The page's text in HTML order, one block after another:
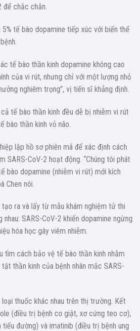
để chắc chắn.
5% tế bào dopamine tiếp xúc với biến thể
tế bào thần kinh dopamine không cao
của vi rút, nhưng chỉ với một lượng nhỏ
nghiêm trọng”, vị tiến sĩ khẳng định.
tế bào thần kinh đều dễ bị nhiễm vi rút
bào thần kinh vỏ não.
lập hồ sơ phiên mã để xác định cách
SARS-CoV-2 hoạt động. “Chúng tôi phát
bào dopamine (nhiễm vi rút) mới kích
Chen nói.
ra và lấy từ mẫu khám nghiệm tử thi
SARS-CoV-2 khiến dopamine ngừng
hóa học gây viêm nhiễm.
tìm cách bảo vệ tế bào thần kinh nhằm
thần kinh của bệnh nhân mắc SARS-
thuốc khác nhau trên thị trường. Kết
(điều trị bệnh co giật, xơ cứng teo cơ),
đường) và imatinib (điều trị bệnh ung